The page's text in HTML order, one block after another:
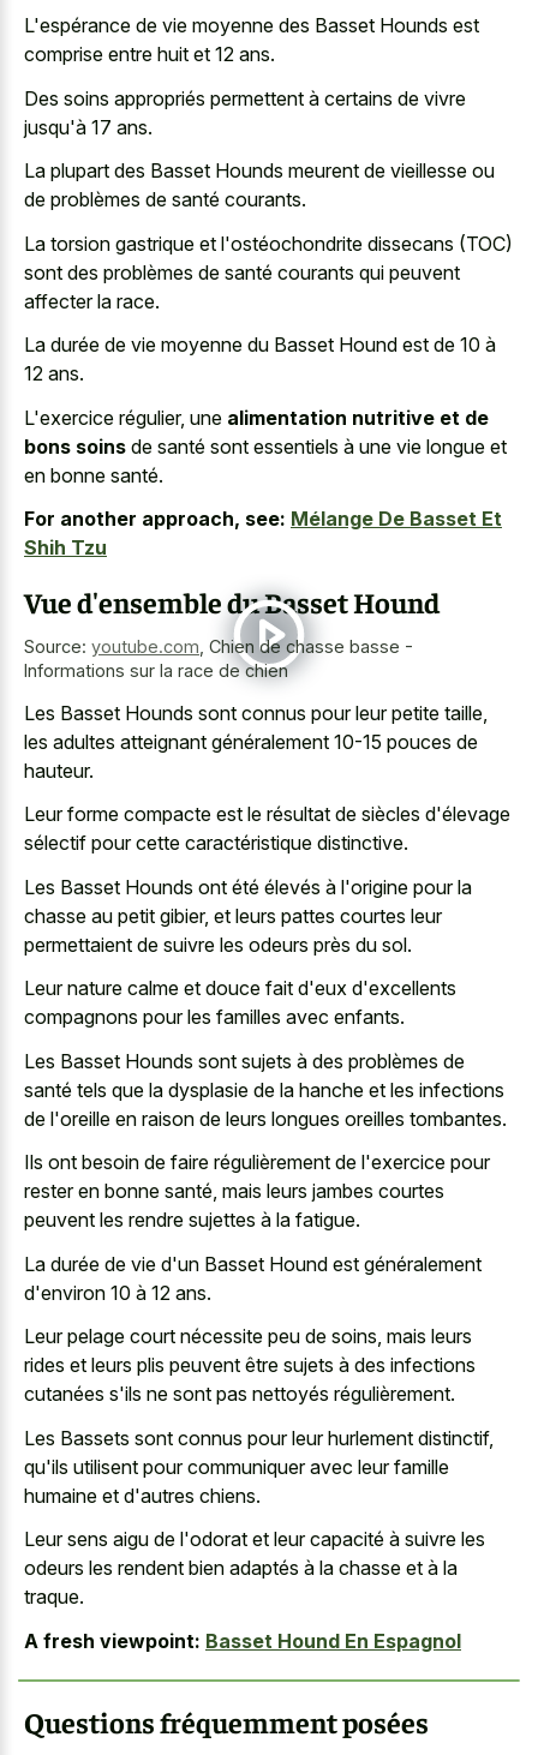
L'espérance de vie moyenne des Basset Hounds est
comprise entre huit et 12 ans.
Des soins appropriés permettent à certains de vivre
jusqu'à 17 ans.
La plupart des Basset Hounds meurent de vieillesse ou
de problèmes de santé courants.
La torsion gastrique et l'ostéochondrite dissecans (TOC)
sont des problèmes de santé courants qui peuvent
affecter la race.
La durée de vie moyenne du Basset Hound est de 10 à
12 ans.
L'exercice régulier, une alimentation nutritive et de
bons soins de santé sont essentiels à une vie longue et
en bonne santé.
For another approach, see: Mélange De Basset Et
Shih Tzu
Vue d'ensemble du Basset Hound
Source: youtube.com Chien de chasse basse -
Informations sur la race de chien
Les Basset Hounds sont connus pour leur petite taille,
les adultes atteignant généralement 10-15 pouces de
hauteur.
Leur forme compacte est le résultat de siècles d'élevage
sélectif pour cette caractéristique distinctive.
Les Basset Hounds ont été élevés à l'origine pour la
chasse au petit gibier, et leurs pattes courtes leur
permettaient de suivre les odeurs près du sol.
Leur nature calme et douce fait d'eux d'excellents
compagnons pour les familles avec enfants.
Les Basset Hounds sont sujets à des problèmes de
santé tels que la dysplasie de la hanche et les infections
de l'oreille en raison de leurs longues oreilles tombantes.
Ils ont besoin de faire régulièrement de l'exercice pour
rester en bonne santé, mais leurs jambes courtes
peuvent les rendre sujettes à la fatigue.
La durée de vie d'un Basset Hound est généralement
d'environ 10 à 12 ans.
Leur pelage court nécessite peu de soins, mais leurs
rides et leurs plis peuvent être sujets à des infections
cutanées s'ils ne sont pas nettoyés régulièrement.
Les Bassets sont connus pour leur hurlement distinctif,
qu'ils utilisent pour communiquer avec leur famille
humaine et d'autres chiens.
Leur sens aigu de l'odorat et leur capacité à suivre les
odeurs les rendent bien adaptés à la chasse et à la
traque.
A fresh viewpoint: Basset Hound En Espagnol
Questions fréquemment posées